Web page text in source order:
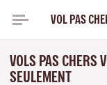
VOL PAS
VOLS PAS CHERS
SEULEMENT